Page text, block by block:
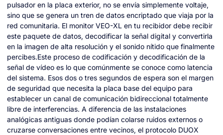
pulsador en la placa exterior, no se envía simplemente voltaje,
sino que se genera un tren de datos encriptado que viaja por la
red comunitaria. El monitor VEO-XL en tu recibidor debe recibir
este paquete de datos, decodificar la señal digital y convertirla
en la imagen de alta resolución y el sonido nítido que finalmente
percibes.Este proceso de codificación y decodificación de la
señal de vídeo es lo que comúnmente se conoce como latencia
del sistema. Esos dos o tres segundos de espera son el margen
de seguridad que necesita la placa base del equipo para
establecer un canal de comunicación bidireccional totalmente
libre de interferencias. A diferencia de las instalaciones
analógicas antiguas donde podían colarse ruidos externos o
cruzarse conversaciones entre vecinos, el protocolo DUOX